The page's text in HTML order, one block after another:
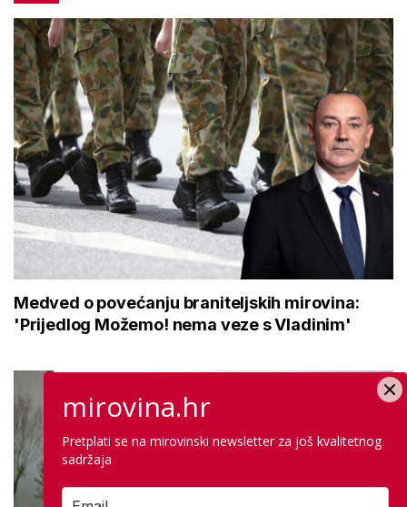
Medved o povećanju braniteljskih mirovina:
'Prijedlog Možemo! nema veze s Vladinim'
mirovina.hr
Pretplati se na mirovinski newsletter za još kvalitetnog
sadržaja